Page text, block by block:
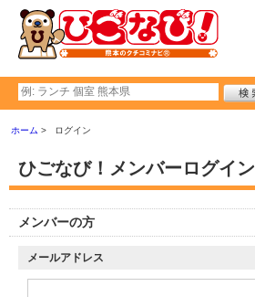
ホーム ログイン
ひごなび！メンバーログイン
メンバーの方
メールアドレス